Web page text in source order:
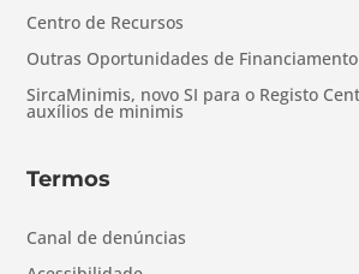
Centro de Recursos
Outras Oportunidades de Financiamento
SircaMinimis, novo SI para o Registo
auxílios de minimis
Termos
Canal de denúncias